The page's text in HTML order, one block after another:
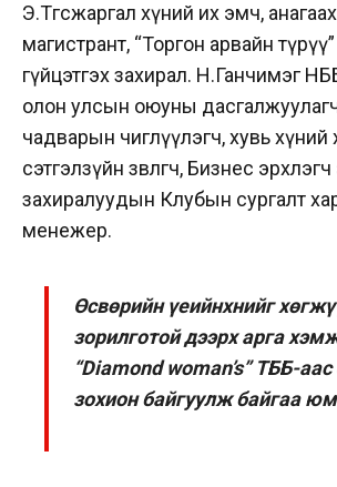
Э.Төгсжаргал хүний их эмч,
магистрант, “Торгон арвайн
гүйцэтгэх захирал. Н.Ганчимэг
олон улсын оюуны
чадварын чиглүүлэгч, хувь хүний
сэтгэлзүйн зөвлөгч, Бизнес
захиралуудын Клубын сургалт
менежер.
Өсвөрийн үеийнхнийг
зорилготой дээрх арга
“Diamond woman’s” ТББ-
зохион байгуулж байгаа